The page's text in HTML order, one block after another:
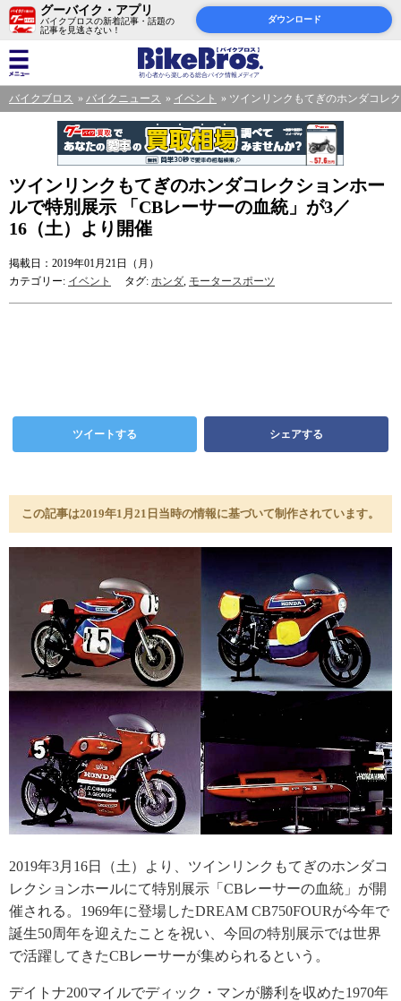
グーバイク・アプリ
バイクブロスの新着記事・話題の
記事を見逃さない！
ダウンロード
バイクブロス バイクニュース イベント ツインリンクもてぎのホンダコレ
ツインリンクもてぎのホンダコレクションホー
ルで特別展示 「CBレーサーの血統」が3／
16（土）より開催
掲載日：2019年01月21日（月）
カテゴリー: イベント タグ: ホンダ, モータースポーツ
ツイートする シェアする
この記事は2019年1月21日当時の情報に基づいて制作されています。
2019年3月16日（土）より、ツインリンクもてぎのホンダコ
レクションホールにて特別展示「CBレーサーの血統」が開
催される。1969年に登場したDREAM CB750FOURが今年で
誕生50周年を迎えたことを祝い、今回の特別展示では世界
で活躍してきたCBレーサーが集められるという。
デイトナ200マイルでディック・マンが勝利を収めた1970年